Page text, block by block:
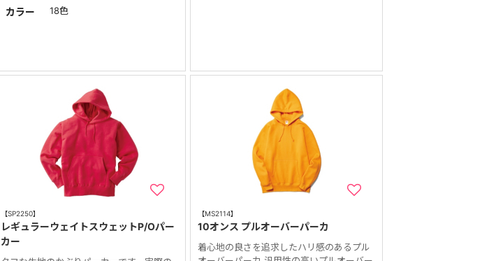
カラー 18色
【SP2250】
レギュラーウェイトスウェットP/Oパー
カー
【MS2114】
10オンス プルオーバーパーカ
着心地の良さを追求したハリ感のあるプル